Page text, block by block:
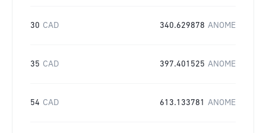
30 CAD 340.629878 ANOME
35 CAD 397.401525 ANOME
54 CAD 613.133781 ANOME